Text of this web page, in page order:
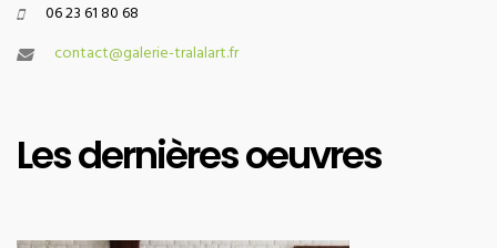
06 23 61 80 68
contact@galerie-tralalart.fr
Les dernières oeuvres